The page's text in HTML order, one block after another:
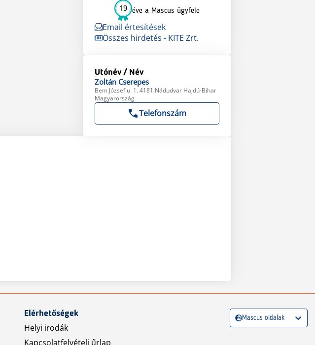
19 éve a Mascus ügyfele
Email értesítések
Összes hirdetés - KITE Zrt.
Utónév / Név
Zoltán Cserepes
Bem József u. 1. 4181 Nádudvar Hajdú-Bihar
Magyarország
Telefonszám
Elérhetőségek
Helyi irodák
Kapcsolatfelvételi űrlap
Mascus oldalak